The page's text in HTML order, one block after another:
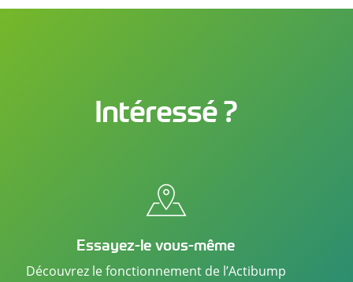
Intéressé ?
Essayez-le vous-même
Découvrez le fonctionnement de l’Actibump